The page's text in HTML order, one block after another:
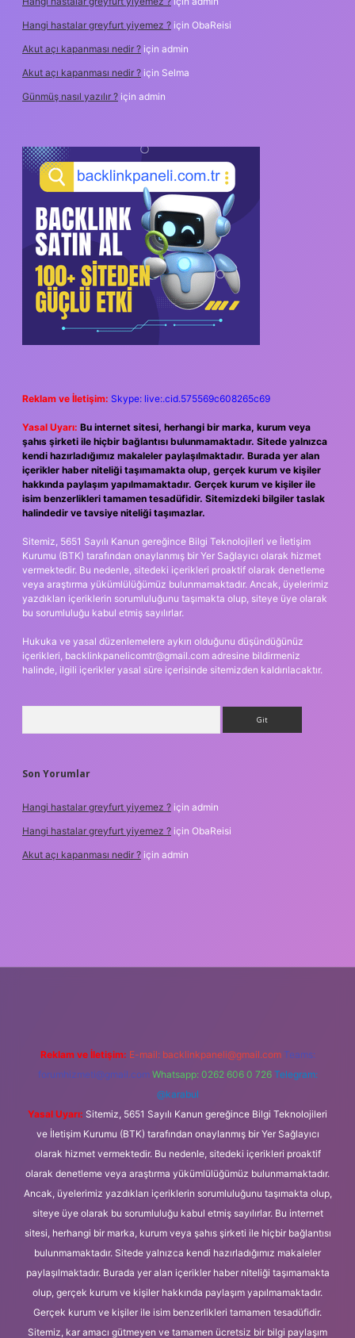
Hangi hastalar greyfurt yiyemez ? için ObaReisi
Akut açı kapanması nedir ? için admin
Akut açı kapanması nedir ? için Selma
Günmüş nasıl yazılır ? için admin
Reklam ve İletişim: Skype: live:.cid.575569c608265c69
Yasal Uyarı: Bu internet sitesi, herhangi bir marka, kurum veya
şahıs şirketi ile hiçbir bağlantısı bulunmamaktadır. Sitede yalnızca
kendi hazırladığımız makaleler paylaşılmaktadır. Burada yer alan
içerikler haber niteliği taşımamakta olup, gerçek kurum ve kişiler
hakkında paylaşım yapılmamaktadır. Gerçek kurum ve kişiler ile
isim benzerlikleri tamamen tesadüfidir. Sitemizdeki bilgiler taslak
halindedir ve tavsiye niteliği taşımazlar.
Sitemiz, 5651 Sayılı Kanun gereğince Bilgi Teknolojileri ve İletişim
Kurumu (BTK) tarafından onaylanmış bir Yer Sağlayıcı olarak hizmet
vermektedir. Bu nedenle, sitedeki içerikleri proaktif olarak denetleme
veya araştırma yükümlülüğümüz bulunmamaktadır. Ancak, üyelerimiz
yazdıkları içeriklerin sorumluluğunu taşımakta olup, siteye üye olarak
bu sorumluluğu kabul etmiş sayılırlar.
Hukuka ve yasal düzenlemelere aykırı olduğunu düşündüğünüz
içerikleri, backlinkpanelicomtr@gmail.com adresine bildirmeniz
halinde, ilgili içerikler yasal süre içerisinde sitemizden kaldırılacaktır.
Son Yorumlar
Hangi hastalar greyfurt yiyemez ? için admin
Hangi hastalar greyfurt yiyemez ? için ObaReisi
Akut açı kapanması nedir ? için admin
Reklam ve İletişim: E-mail: backlinkpaneli@gmail.com Teams:
forumhizmeti@gmail.com Whatsapp: 0262 606 0 726 Telegram:
@karabul
Yasal Uyarı: Sitemiz, 5651 Sayılı Kanun gereğince Bilgi Teknolojileri
ve İletişim Kurumu (BTK) tarafından onaylanmış bir Yer Sağlayıcı
olarak hizmet vermektedir. Bu nedenle, sitedeki içerikleri proaktif
olarak denetleme veya araştırma yükümlülüğümüz bulunmamaktadır.
Ancak, üyelerimiz yazdıkları içeriklerin sorumluluğunu taşımakta olup,
siteye üye olarak bu sorumluluğu kabul etmiş sayılırlar. Bu internet
sitesi, herhangi bir marka, kurum veya şahıs şirketi ile hiçbir bağlantısı
bulunmamaktadır. Sitede yalnızca kendi hazırladığımız makaleler
paylaşılmaktadır. Burada yer alan içerikler haber niteliği taşımamakta
olup, gerçek kurum ve kişiler hakkında paylaşım yapılmamaktadır.
Gerçek kurum ve kişiler ile isim benzerlikleri tamamen tesadüfidir.
Sitemiz, kar amacı gütmeyen ve tamamen ücretsiz bir bilgi paylaşım